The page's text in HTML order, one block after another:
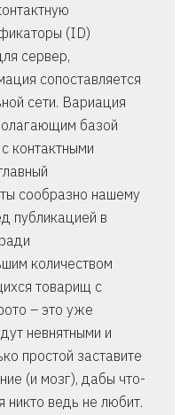
(ID)
сервер,
сопоставляется
сети. Вариация
базой
контактными
сообразно нашему
публикацией в
количеством
товарищ с
– это уже
невнятными и
простой заставите
(и мозг), дабы что-
никто ведь не любит.